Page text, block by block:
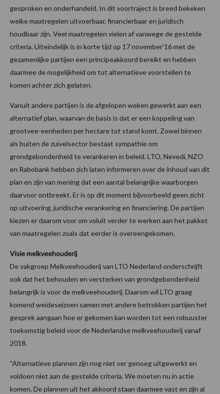
gesproken en onderhandeld. In dit voortraject is breed bekeken
welke maatregelen uitvoerbaar, financierbaar en juridisch
houdbaar zijn. Veel maatregelen vielen af vanwege de gestelde
criteria. Uiteindelijk is in korte tijd op 17 november’16 met de
gezamenlijke partijen een principeakkoord bereikt en hebben
daarmee de mogelijkheid om tot alternatieve voorstellen te
komen achter zich gelaten.
Vanuit andere partijen is de afgelopen weken gewerkt aan een
alternatief plan, waarvan de basis is dat er een koppeling van
grootvee-eenheden per hectare tot stand komt. Zowel binnen
als buiten de zuivelsector bestaat sympathie om
grondgebondenheid te verankeren in beleid. LTO, Nevedi, NZO
en Rabobank hebben zich laten informeren over de inhoud van dit
plan en zijn van mening dat een aantal belangrijke waarborgen
daarvoor ontbreekt. Er is op dit moment bijvoorbeeld geen zicht
op uitvoering, juridische verankering en financiering. De partijen
kiezen er daarom voor om voluit verder te werken aan het pakket
van maatregelen zoals dat eerder is overeengekomen.
Visie melkveehouderij
De vakgroep Melkveehouderij van LTO Nederland onderschrijft
ook dat het behouden en versterken van grondgebondenheid
belangrijk is voor de melkveehouderij. Daarom wil LTO graag
komend weideseizoen samen met andere betrokken partijen het
gesprek aangaan hoe er gekomen kan worden tot een robuuster
toekomstig beleid voor de Nederlandse melkveehouderij vanaf
2018.
“Alternatieve plannen zijn nog niet ver genoeg uitgewerkt en
voldoen niet aan de gestelde criteria. We moeten nu in actie
komen. De plannen uit het akkoord staan daarmee vast en zijn al